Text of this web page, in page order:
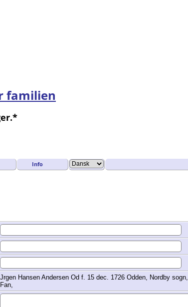
familien
Info
Jrgen Hansen Andersen Od f. 15 dec. 1726 Odden, Nordby
Fan,